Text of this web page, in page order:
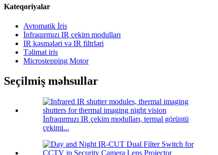
Kateqoriyalar
Avtomatik İris
İnfraqırmızı IR çekim modulları
IR kəsmələri və IR filtrləri
Təlimat iris
Microstepping Motor
Seçilmiş məhsullar
İnfraqırmızı IR çekim modulları, termal görüntü
çekimi...